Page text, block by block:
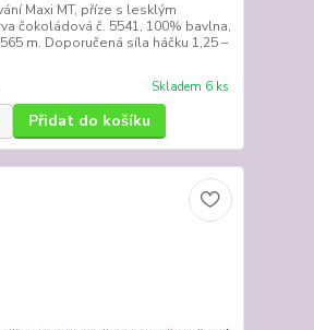
Maxi MT, příze s lesklým
čokoládová č. 5541, 100% bavlna,
m. Doporučená síla háčku 1,25 –
Skladem 6 ks
Přidat do košíku